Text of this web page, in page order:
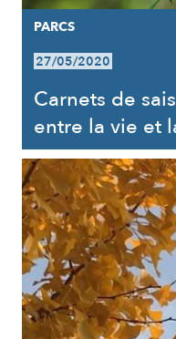
PARCS
27/05/2020
Carnets de
entre la vie et